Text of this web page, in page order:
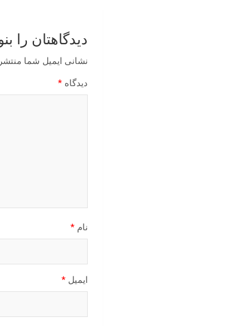
دیدگاهتان را
نشانی ایمیل شما
دیدگاه *
نام *
ایمیل *